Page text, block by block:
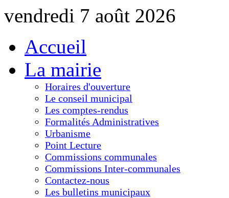
vendredi 7 août 2026
Accueil
La mairie
Horaires d'ouverture
Le conseil municipal
Les comptes-rendus
Formalités Administratives
Urbanisme
Point Lecture
Commissions communales
Commissions Inter-communales
Contactez-nous
Les bulletins municipaux